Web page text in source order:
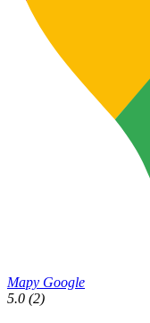
Mapy Google
5.0 (2)